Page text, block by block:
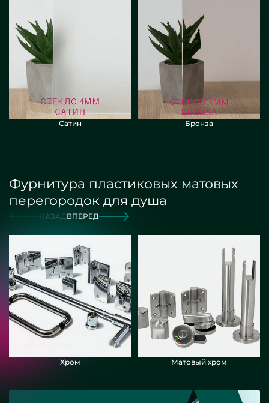
Сатин Бронза
Фурнитура пластиковых матовых
перегородок для душа
НАЗАДВПЕРЕД
Хром Матовый хром